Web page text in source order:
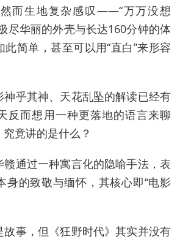
而生地复杂感叹——“万万没想
尽华丽的外壳与长达160分钟的体
简单，甚至可以用“直白”来形容
神乎其神、天花乱坠的解读已经有
反而想用一种更落地的语言来聊
竟讲的是什么？
通过一种寓言化的隐喻手法，表
身的致敬与缅怀，其核心即“电影
事，但《狂野时代》其实并没有